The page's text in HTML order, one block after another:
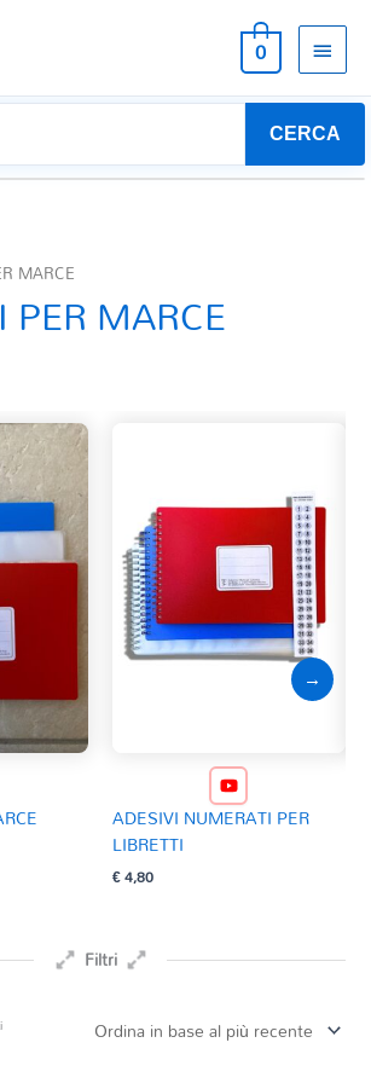
0
CERCA
MARCE
PER MARCE
ADESIVI NUMERATI PER
LIBRETTI
€4,80
→
Filtri
Ordina
in